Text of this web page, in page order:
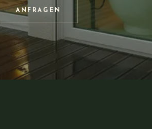
ANFRAGEN